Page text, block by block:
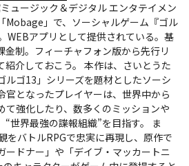
ュージック＆デジタル エンタテイメン
Mobage」で、ソーシャルゲーム『ゴル
WEBアプリとして提供されている。基
金制。フィーチャフォン版から先行リ
介しておこう。 本作は、さいとうた
ルゴ13」シリーズを題材としたソーシ
官となったプレイヤーは、世界中から
て強化したり、数多くのミッションや
世界最強の諜報組織”を目指す。 ま
をバトルRPGで忠実に再現し、原作で
ードナー」や「デイブ・マッカートニ